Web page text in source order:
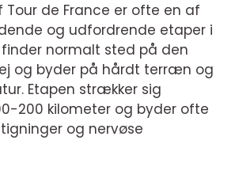
Tour de France er ofte en af
og udfordrende etaper i
finder normalt sted på den
og byder på hårdt terræn og
Etapen strækker sig
200 kilometer og byder ofte
og nervøse